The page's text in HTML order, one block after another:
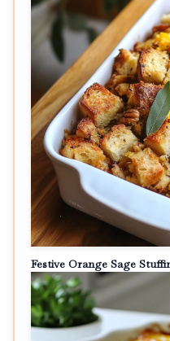
Festive Orange Sage